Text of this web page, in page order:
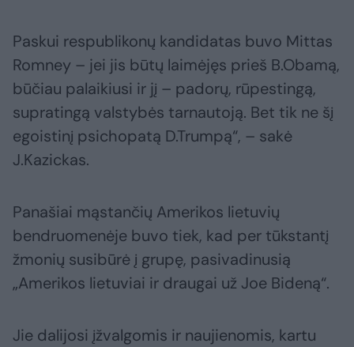
Paskui respublikonų kandidatas buvo Mittas
Romney – jei jis būtų laimėjęs prieš B.Obamą,
būčiau palaikiusi ir jį – padorų, rūpestingą,
supratingą valstybės tarnautoją. Bet tik ne šį
egoistinį psichopatą D.Trumpą“, – sakė
J.Kazickas.
Panašiai mąstančių Amerikos lietuvių
bendruomenėje buvo tiek, kad per tūkstantį
žmonių susibūrė į grupę, pasivadinusią
„Amerikos lietuviai ir draugai už Joe Bideną“.
Jie dalijosi įžvalgomis ir naujienomis, kartu